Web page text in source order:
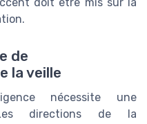
de
la veille
nécessite une
directions de la